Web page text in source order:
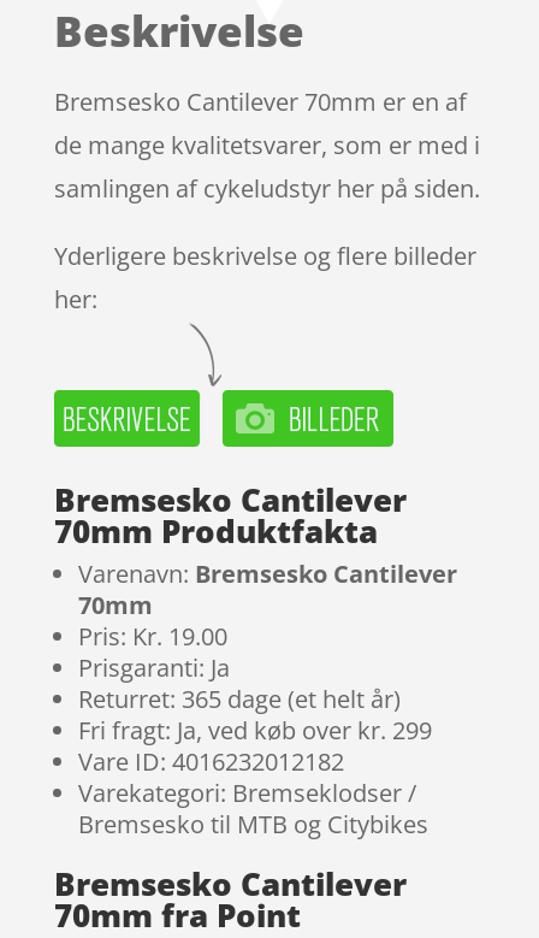
Beskrivelse
Bremsesko Cantilever 70mm er en af
de mange kvalitetsvarer, som er med i
samlingen af cykeludstyr her på siden.
Yderligere beskrivelse og flere billeder
her:
Bremsesko Cantilever
70mm Produktfakta
Varenavn: Bremsesko Cantilever
70mm
Pris: Kr. 19.00
Prisgaranti: Ja
Returret: 365 dage (et helt år)
Fri fragt: Ja, ved køb over kr. 299
Vare ID: 4016232012182
Varekategori: Bremseklodser /
Bremsesko til MTB og Citybikes
Bremsesko Cantilever
70mm fra Point